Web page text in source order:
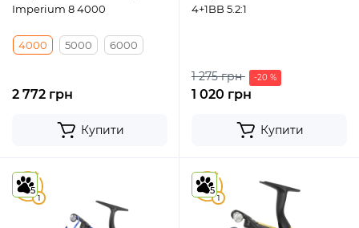
Imperium 8 4000
4000 5000 6000
2 772 грн
Купити
4+1BB 5.2:1
1 275 грн -20 %
1 020 грн
Купити
5
1
5 5
1
5